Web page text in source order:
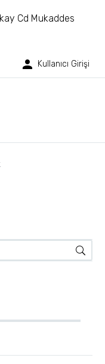
Cd Mukaddes
Kullanıcı Girişi